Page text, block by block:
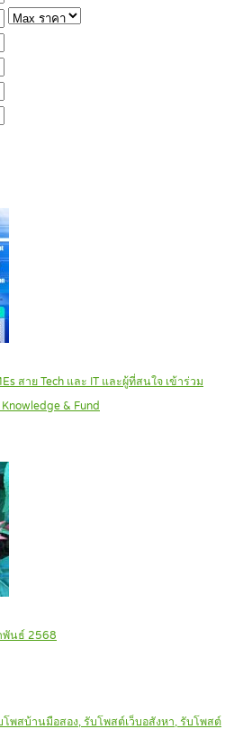
สาย Tech และ IT และผู้ที่สนใจ เข้าร่วม
& Fund
พันธ์ 2568
โพสบ้านมือสอง, รับโพสต์เว็บอสังหา, รับโพสต์